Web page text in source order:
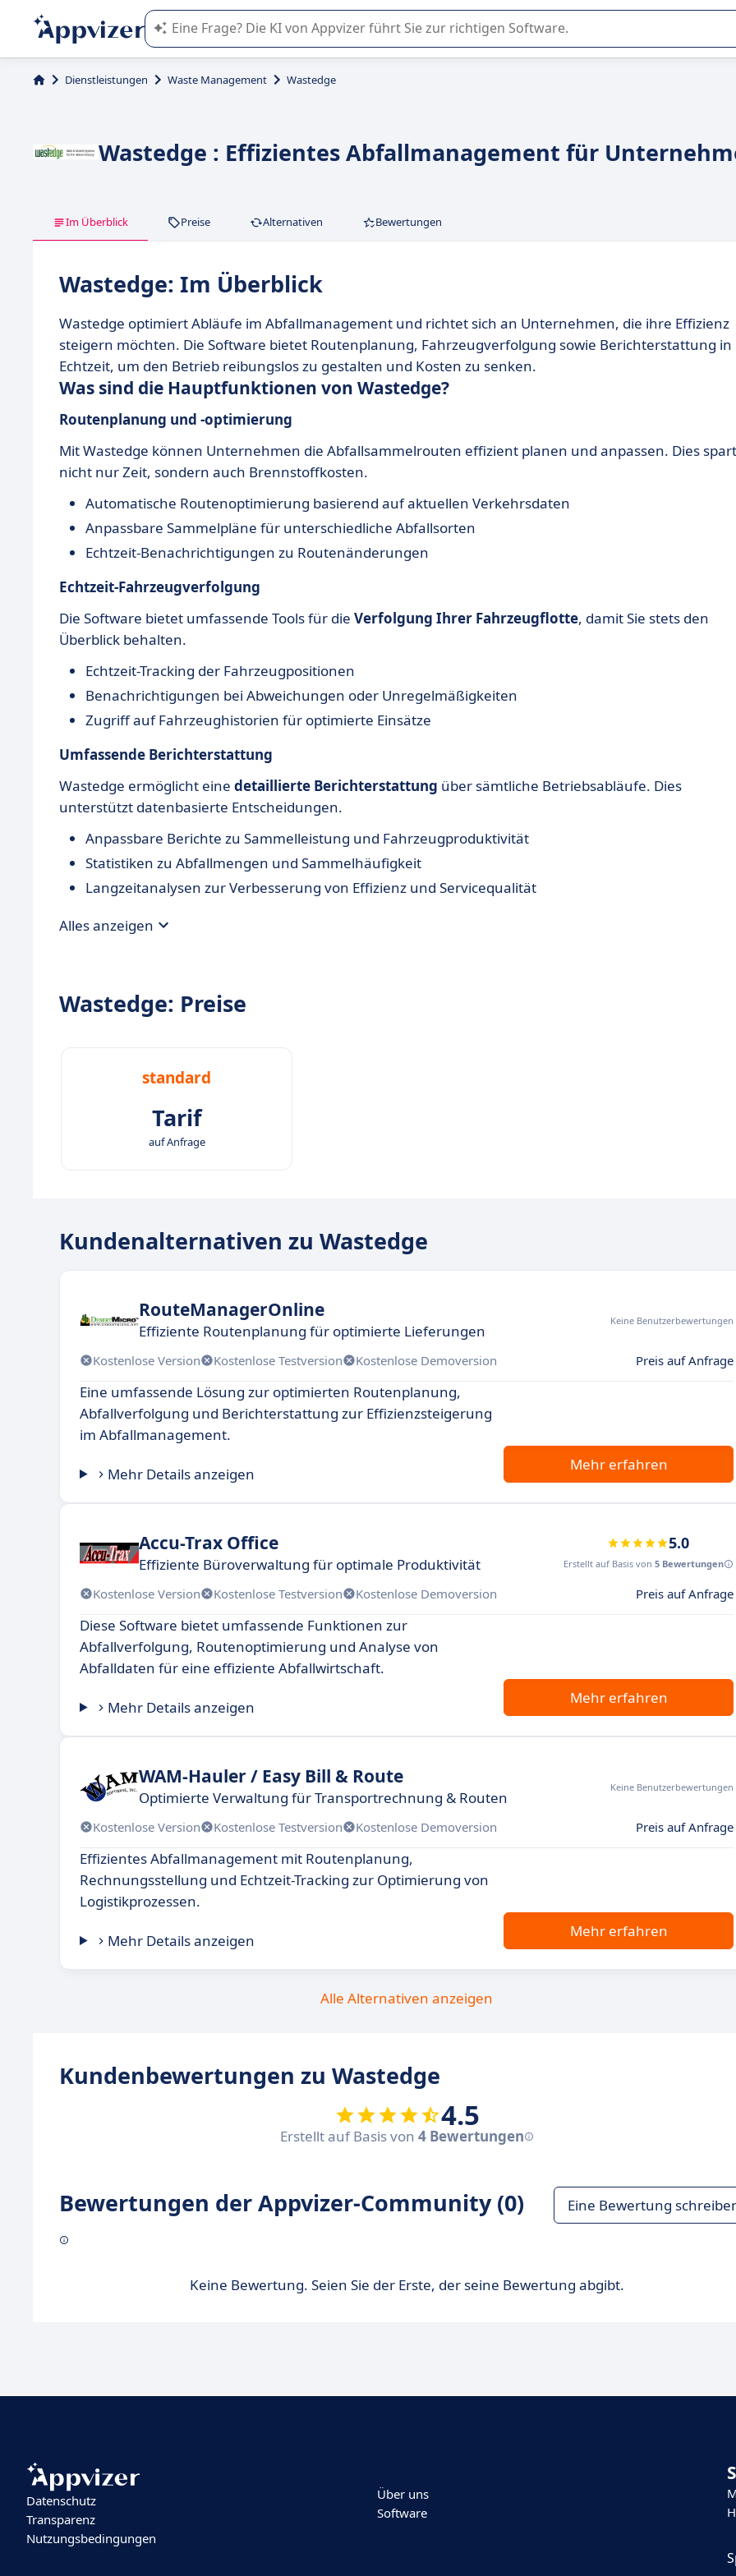
Die KI von Appvizer führt Sie bei der Nutzung oder Auswahl von SaaS-Software in Unternehmen.
Dienstleistungen Waste Management Wastedge
Wastedge : Effizientes Abfallmanagement für
Im Überblick Preise Alternativen Bewertungen
Wastedge: Im Überblick
Wastedge optimiert Abläufe im Abfallmanagement und richtet sich an Unternehmen, die ihre Effizienz
steigern möchten. Die Software bietet Routenplanung, Fahrzeugverfolgung sowie Berichterstattung in
Echtzeit, um den Betrieb reibungslos zu gestalten und Kosten zu senken.
Was sind die Hauptfunktionen von Wastedge?
Routenplanung und -optimierung
Mit Wastedge können Unternehmen die Abfallsammelrouten effizient planen und anpassen. Dies spart
nicht nur Zeit, sondern auch Brennstoffkosten.
Automatische Routenoptimierung basierend auf aktuellen Verkehrsdaten
Anpassbare Sammelpläne für unterschiedliche Abfallsorten
Echtzeit-Benachrichtigungen zu Routenänderungen
Echtzeit-Fahrzeugverfolgung
Die Software bietet umfassende Tools für die Verfolgung Ihrer Fahrzeugflotte, damit Sie stets den
Überblick behalten.
Echtzeit-Tracking der Fahrzeugpositionen
Benachrichtigungen bei Abweichungen oder Unregelmäßigkeiten
Zugriff auf Fahrzeughistorien für optimierte Einsätze
Umfassende Berichterstattung
Wastedge ermöglicht eine detaillierte Berichterstattung über sämtliche Betriebsabläufe. Dies
unterstützt datenbasierte Entscheidungen.
Anpassbare Berichte zu Sammelleistung und Fahrzeugproduktivität
Statistiken zu Abfallmengen und Sammelhäufigkeit
Langzeitanalysen zur Verbesserung von Effizienz und Servicequalität
Alles anzeigen
Wastedge: Preise
standard
Tarif
auf Anfrage
Kundenalternativen zu Wastedge
RouteManagerOnline
Effiziente Routenplanung für optimierte Lieferungen
Keine Benutzerbewertungen
Kostenlose Version Kostenlose Testversion Kostenlose Demoversion Preis auf Anfrage
Eine umfassende Lösung zur optimierten Routenplanung,
Abfallverfolgung und Berichterstattung zur Effizienzsteigerung
im Abfallmanagement.
Mehr Details anzeigen
Mehr erfahren
Accu-Trax Office
Effiziente Büroverwaltung für optimale Produktivität
5.0
Erstellt auf Basis von 5 Bewertungen
Kostenlose Version Kostenlose Testversion Kostenlose Demoversion Preis auf Anfrage
Diese Software bietet umfassende Funktionen zur
Abfallverfolgung, Routenoptimierung und Analyse von
Abfalldaten für eine effiziente Abfallwirtschaft.
Mehr Details anzeigen
Mehr erfahren
WAM-Hauler / Easy Bill & Route
Optimierte Verwaltung für Transportrechnung & Routen
Keine Benutzerbewertungen
Kostenlose Version Kostenlose Testversion Kostenlose Demoversion Preis auf Anfrage
Effizientes Abfallmanagement mit Routenplanung,
Rechnungsstellung und Echtzeit-Tracking zur Optimierung von
Logistikprozessen.
Mehr Details anzeigen
Mehr erfahren
Alle Alternativen anzeigen
Kundenbewertungen zu Wastedge
4.5
Erstellt auf Basis von 4 Bewertungen
Bewertungen der Appvizer-Community (0) Eine Bewertung
Keine Bewertung. Seien Sie der Erste, der seine Bewertung abgibt.
Datenschutz
Transparenz
Nutzungsbedingungen
Über uns
Software